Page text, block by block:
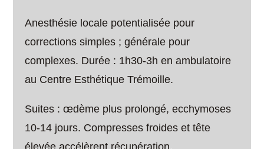
Anesthésie locale potentialisée pour
corrections simples ; générale pour
complexes. Durée : 1h30-3h en ambulatoire
au Centre Esthétique Trémoille.
Suites : œdème plus prolongé, ecchymoses
10-14 jours. Compresses froides et tête
élevée accélèrent récupération.